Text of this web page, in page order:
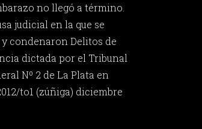
no llegó a término.
judicial en la que se
condenaron Delitos de
dictada por el Tribunal
Nº 2 de La Plata en
to1 (zúñiga) diciembre